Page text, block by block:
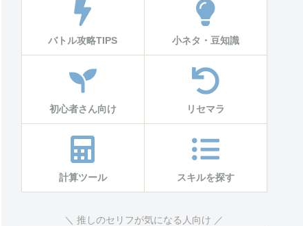
バトル攻略TIPS 小ネタ・豆知識
初心者さん向け リセマラ
計算ツール スキルを探す
推しのセリフが気になる人向け